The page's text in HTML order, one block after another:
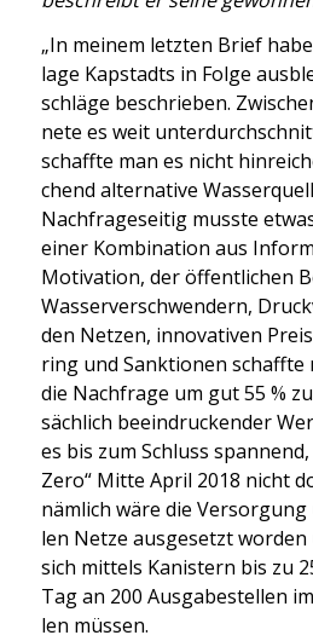
„In mei­nem letz­ten Brief
la­ge Kap­stadts in Fol­ge
schlä­ge beschrie­ben.
ne­te es weit
schaff­te man es nicht
chend alter­na­ti­ve
Nach­fra­ge­sei­tig muss­te
einer Kom­bi­na­ti­on aus
Moti­va­ti­on, der öffent­li­chen
Was­ser­ver­schwen­dern,
den Net­zen, inno­va­ti­ven
ring und Sank­tio­nen schaff­te
die Nach­fra­ge um gut 55 %
säch­lich beein­dru­cken­der
es bis zum Schluss
Zero“ Mit­te April 2018 nicht
näm­lich wäre die
len Net­ze aus­ge­setzt
sich mit­tels Kanis­tern bis zu
Tag an 200 Aus­ga­be­stel­len
len müs­sen.